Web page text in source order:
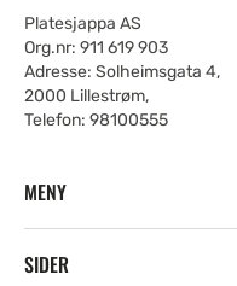
Platesjappa AS
Org.nr: 911 619 903
Adresse: Solheimsgata 4,
2000 Lillestrøm,
Telefon: 98100555
MENY
SIDER